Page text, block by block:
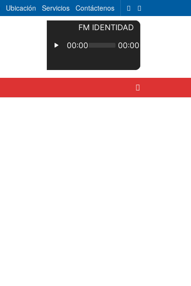
Ubicación Servicios Contáctenos